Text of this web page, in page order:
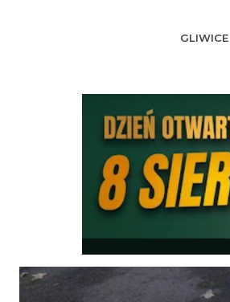
GLIWICE